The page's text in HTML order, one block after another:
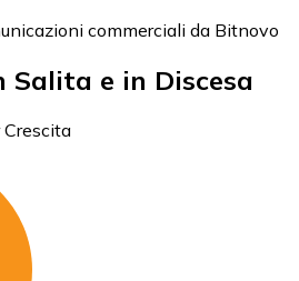
commerciali da Bitnovo
e in Discesa